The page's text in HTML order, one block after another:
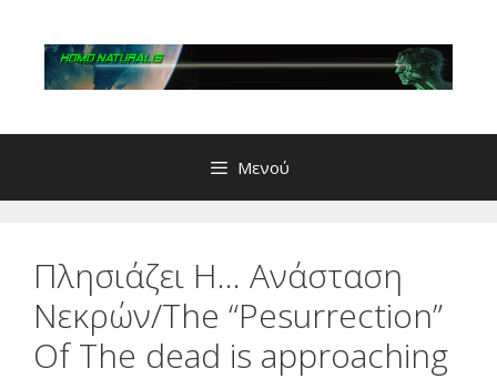
περιεχόμενο
Μενού
Πλησιάζει Η… Ανάσταση
Νεκρών/The “Ρesurrection”
Οf Τhe dead is approaching